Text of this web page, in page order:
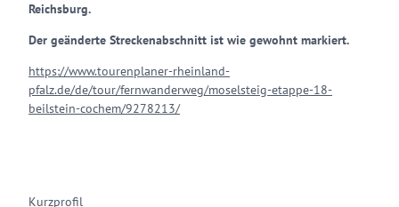
Reichsburg.
Der geänderte Streckenabschnitt ist wie gewohnt markiert.
https://www.tourenplaner-rheinland-
pfalz.de/de/tour/fernwanderweg/moselsteig-etappe-18-
beilstein-cochem/9278213/
Kurzprofil